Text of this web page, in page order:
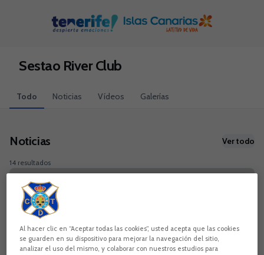
Sestao River Club
Todo Noticias Vídeos Galerías
Noticias Ver todo
14 resultados
Al hacer clic en “Aceptar todas las cookies”, usted acepta que las cookies
se guarden en su dispositivo para mejorar la navegación del sitio,
analizar el uso del mismo, y colaborar con nuestros estudios para